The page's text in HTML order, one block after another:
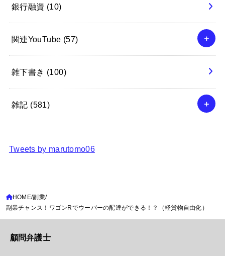
銀行融資 (10)
関連YouTube (57)
雑下書き (100)
雑記 (581)
Tweets by marutomo06
HOME 副業
副業チャンス！ワゴンRでウーバーの配達ができる！？（軽貨物自由化）
顧問弁護士